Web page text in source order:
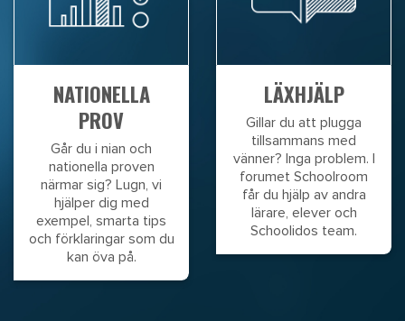
NATIONELLA
PROV
Går du i nian och
nationella proven
närmar sig? Lugn, vi
hjälper dig med
exempel, smarta tips
och förklaringar som du
kan öva på.
LÄXHJÄLP
Gillar du att plugga
tillsammans med
vänner? Inga problem. I
forumet Schoolroom
får du hjälp av andra
lärare, elever och
Schoolidos team.